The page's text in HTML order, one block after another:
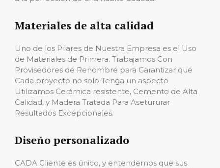
Materiales de alta calidad
Uno de los Pilares de Nuestra Empresa es el Uso
de Materiales de Primera. Trabajamos Con
Provisedores de Renombre para Garantizar que
Cada proyecto no solo Tenga un aspecto
Utilizamos Cerámica resistente, Cemento de Alta
Calidad, y Madera Tratada Para Asetururar
Resultados Excepcionales.
Diseño personalizado
CADA Cliente es único, y entendemos que sus